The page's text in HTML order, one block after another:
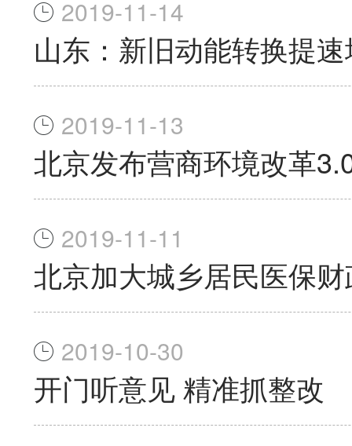
2019-11-14
山东：新旧动能转换提
2019-11-13
北京发布营商环境改革
2019-11-11
北京加大城乡居民医保
2019-10-30
开门听意见 精准抓整改